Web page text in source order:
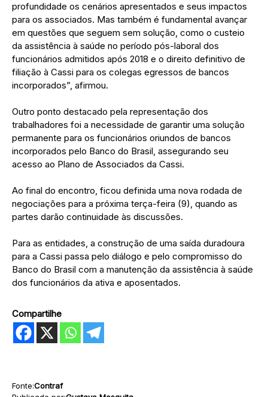
profundidade os cenários apresentados e seus impactos
para os associados. Mas também é fundamental avançar
em questões que seguem sem solução, como o custeio
da assistência à saúde no período pós-laboral dos
funcionários admitidos após 2018 e o direito definitivo de
filiação à Cassi para os colegas egressos de bancos
incorporados”, afirmou.
Outro ponto destacado pela representação dos
trabalhadores foi a necessidade de garantir uma solução
permanente para os funcionários oriundos de bancos
incorporados pelo Banco do Brasil, assegurando seu
acesso ao Plano de Associados da Cassi.
Ao final do encontro, ficou definida uma nova rodada de
negociações para a próxima terça-feira (9), quando as
partes darão continuidade às discussões.
Para as entidades, a construção de uma saída duradoura
para a Cassi passa pelo diálogo e pelo compromisso do
Banco do Brasil com a manutenção da assistência à saúde
dos funcionários da ativa e aposentados.
Compartilhe
Fonte:Contraf